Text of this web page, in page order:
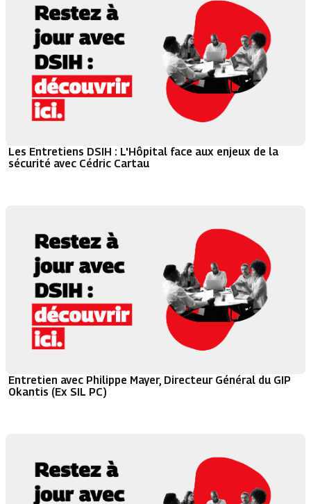
Les Entretiens DSIH : L'Hôpital face aux enjeux de la
sécurité avec Cédric Cartau
Entretien avec Philippe Mayer, Directeur Général du GIP
Okantis (Ex SIL PC)